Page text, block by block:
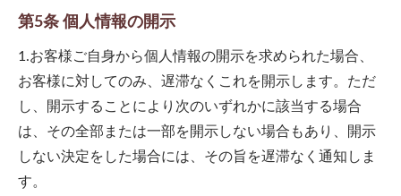
第5条 個人情報の開示
1.お客様ご自身から個人情報の開示を求められた場合、
お客様に対してのみ、遅滞なくこれを開示します。ただ
し、開示することにより次のいずれかに該当する場合
は、その全部または一部を開示しない場合もあり、開示
しない決定をした場合には、その旨を遅滞なく通知しま
す。